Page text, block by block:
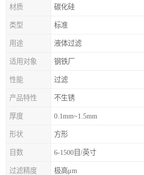
材质 碳化硅
类型 标准
用途 液体过滤
适用对象 钢铁厂
性能 过滤
产品特性 不生锈
厚度 0.1mm~1.5mm
形状 方形
目数 6-1500目/英寸
过滤精度 极高μm